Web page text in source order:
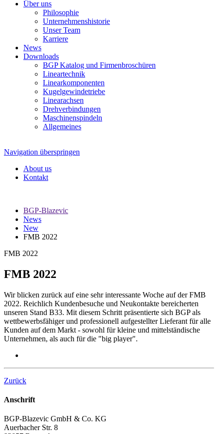
Über uns
Philosophie
Unternehmenshistorie
Unser Team
Karriere
News
Downloads
BGP Katalog und Firmenbroschüren
Lineartechnik
Linearkomponenten
Kugelgewindetriebe
Linearachsen
Drehverbindungen
Maschinenspindeln
Allgemeines
Navigation überspringen
About us
Kontakt
BGP-Blazevic
News
New
FMB 2022
FMB 2022
FMB 2022
Wir blicken zurück auf eine sehr interessante Woche auf der FMB
2022. Reichlich Kundenbesuche und Neukontakte bereicherten
unseren Stand B33. Mit diesem Schritt präsentierte sich BGP als
wettbewerbsfähiger und professionell aufgestellter Lieferant für alle
Kunden auf dem Markt - sowohl für kleine und mittelständische
Unternehmen, als auch für die "big player".
Zurück
Anschrift
BGP-Blazevic GmbH & Co. KG
Auerbacher Str. 8